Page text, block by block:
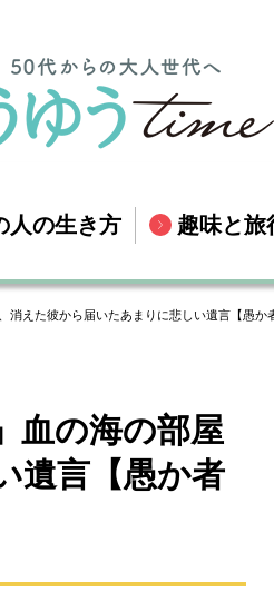
人の生き方 趣味と旅
えた彼から届いたあまりに悲しい遺言【愚か
血の海の部屋
遺言【愚か者